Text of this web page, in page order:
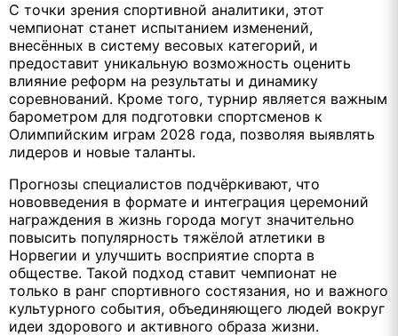
С точки зрения спортивной аналитики, этот
чемпионат станет испытанием изменений,
внесённых в систему весовых категорий, и
предоставит уникальную возможность оценить
влияние реформ на результаты и динамику
соревнований. Кроме того, турнир является важным
барометром для подготовки спортсменов к
Олимпийским играм 2028 года, позволяя выявлять
лидеров и новые таланты.
Прогнозы специалистов подчёркивают, что
нововведения в формате и интеграция церемоний
награждения в жизнь города могут значительно
повысить популярность тяжёлой атлетики в
Норвегии и улучшить восприятие спорта в
обществе. Такой подход ставит чемпионат не
только в ранг спортивного состязания, но и важного
культурного события, объединяющего людей вокруг
идеи здорового и активного образа жизни.